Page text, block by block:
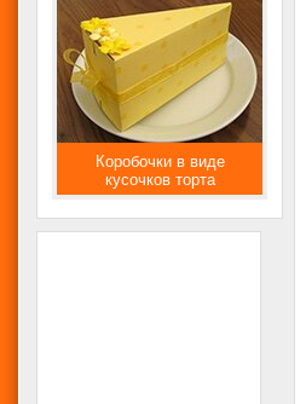
Коробочки в виде
кусочков торта